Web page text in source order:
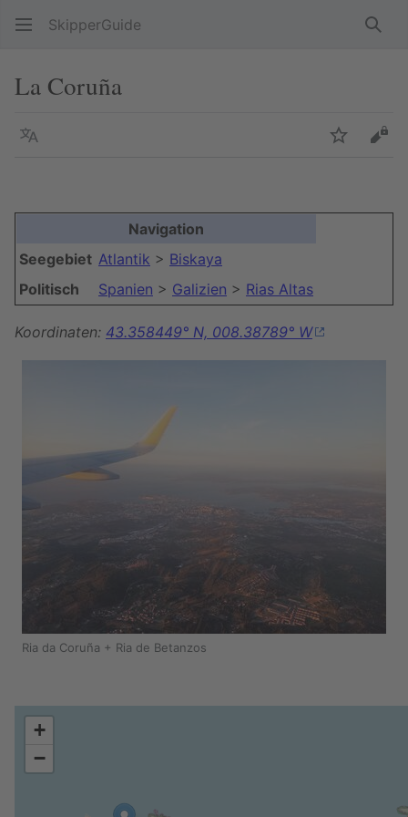
SkipperGuide
La Coruña
Sprache
Navigation
Seegebiet Atlantik > Biskaya
Politisch
Spanien > Galizien > Rias Altas
Koordinaten: 43.358449° N, 008.38789° W
Ria da Coruña + Ria de Betanzos
+
−